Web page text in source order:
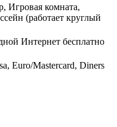
Игровая комната,
(работает круглый
Интернет бесплатно
Euro/Mastercard, Diners